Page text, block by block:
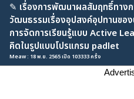
✎ เรื่องการพัฒนาผลสัมฤทธิ์ทาง
วัฒนธรรมเรื่องอุปสงค์อุปทานขอ
การจัดการเรียนรู้แบบ Active
คิดในรูปแบบโปรแกรม padlet
Meaw : 18 พ.ย. 2565 เปิด 103333 ครั้ง